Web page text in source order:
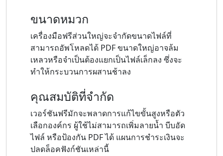
ขนาดหมวก
เครื่องมือฟรีส่วนใหญ่จะจำกัดขนาดไฟล์ที่
สามารถอัพโหลดได้ PDF ขนาดใหญ่อาจล้ม
เหลวหรือจำเป็นต้องแยกเป็นไฟล์เล็กลง ซึ่งจะ
ทำให้กระบวนการผสานช้าลง
คุณสมบัติที่จำกัด
เวอร์ชันฟรีมักจะพลาดการแก้ไขขั้นสูงหรือตัว
เลือกองค์กร ผู้ใช้ไม่สามารถเพิ่มลายน้ำ บีบอัด
ไฟล์ หรือป้องกัน PDF ได้ แผนการชำระเงินจะ
ปลดล็อคฟังก์ชันเหล่านี้